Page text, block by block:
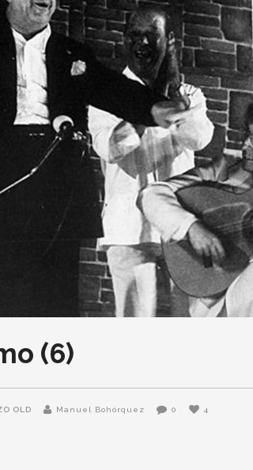
(6)
OLD Manuel Bohórquez 0 4